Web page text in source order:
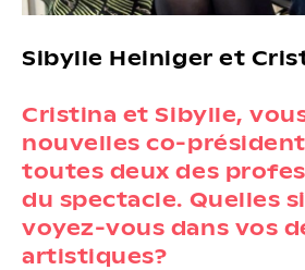
Sibylle Heiniger et
Cristina et Sibylle,
nouvelles co-
toutes deux des
du spectacle. Quelles
voyez-vous dans vos
artistiques?